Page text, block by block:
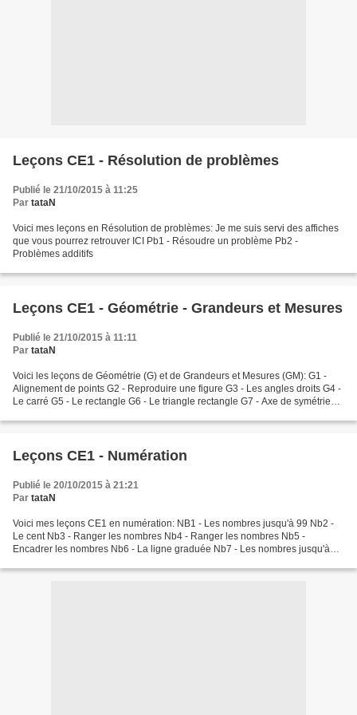
Leçons CE1 - Résolution de problèmes
Publié le 21/10/2015 à 11:25
Par tataN
Voici mes leçons en Résolution de problèmes: Je me suis servi des affiches
que vous pourrez retrouver ICI Pb1 - Résoudre un problème Pb2 -
Problèmes additifs
Leçons CE1 - Géométrie - Grandeurs et Mesures
Publié le 21/10/2015 à 11:11
Par tataN
Voici les leçons de Géométrie (G) et de Grandeurs et Mesures (GM): G1 -
Alignement de points G2 - Reproduire une figure G3 - Les angles droits G4 -
Le carré G5 - Le rectangle G6 - Le triangle rectangle G7 - Axe de symétrie
Leçons CE1 - Numération
Publié le 20/10/2015 à 21:21
Par tataN
Voici mes leçons CE1 en numération: NB1 - Les nombres jusqu'à 99 Nb2 -
Le cent Nb3 - Ranger les nombres Nb4 - Ranger les nombres Nb5 -
Encadrer les nombres Nb6 - La ligne graduée Nb7 - Les nombres jusqu'à